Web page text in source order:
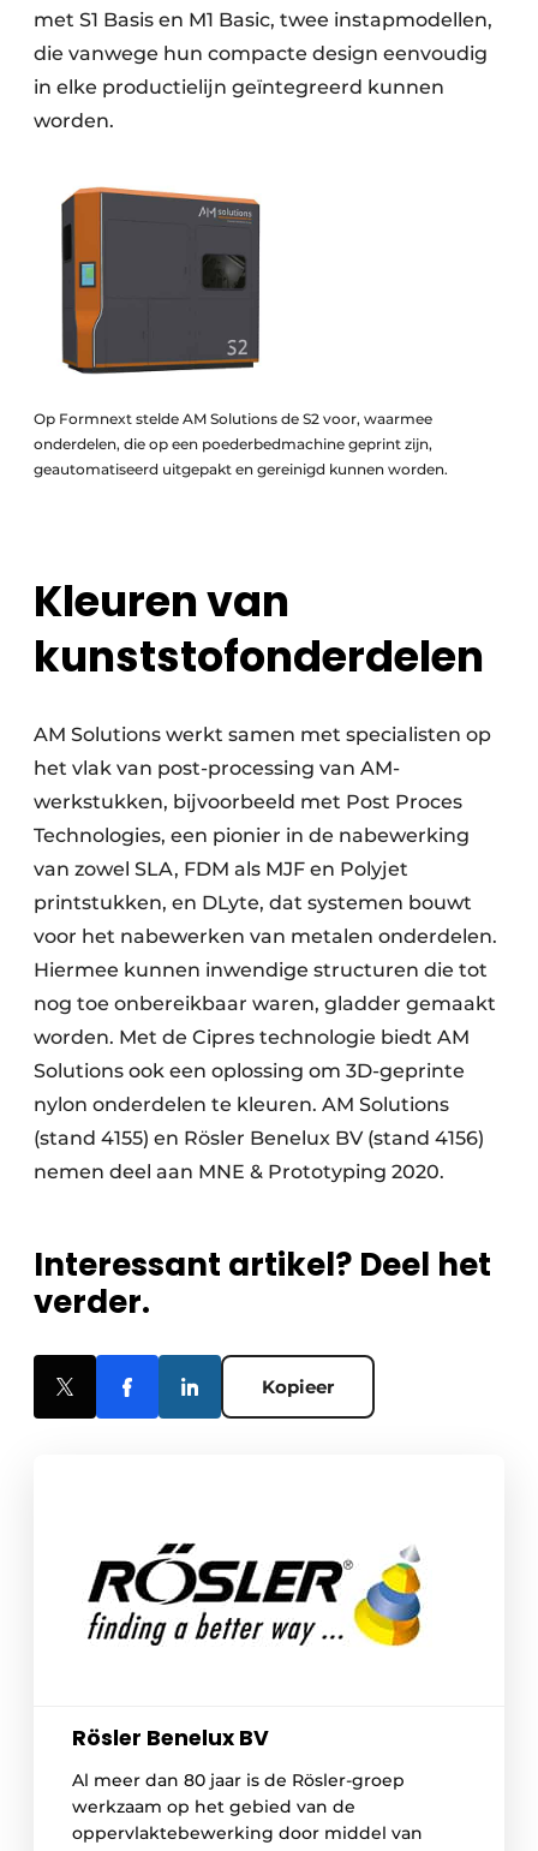
met S1 Basis en M1 Basic, twee instapmodellen,
die vanwege hun compacte design eenvoudig
in elke productielijn geïntegreerd kunnen
worden.
Op Formnext stelde AM Solutions de S2 voor, waarmee
onderdelen, die op een poederbedmachine geprint zijn,
geautomatiseerd uitgepakt en gereinigd kunnen worden.
Kleuren van
kunststofonderdelen
AM Solutions werkt samen met specialisten op
het vlak van post-processing van AM-
werkstukken, bijvoorbeeld met Post Proces
Technologies, een pionier in de nabewerking
van zowel SLA, FDM als MJF en Polyjet
printstukken, en DLyte, dat systemen bouwt
voor het nabewerken van metalen onderdelen.
Hiermee kunnen inwendige structuren die tot
nog toe onbereikbaar waren, gladder gemaakt
worden. Met de Cipres technologie biedt AM
Solutions ook een oplossing om 3D-geprinte
nylon onderdelen te kleuren. AM Solutions
(stand 4155) en Rösler Benelux BV (stand 4156)
nemen deel aan MNE & Prototyping 2020.
Interessant artikel? Deel het
verder.
Kopieer
Rösler Benelux BV
Al meer dan 80 jaar is de Rösler-groep
werkzaam op het gebied van de
oppervlaktebewerking door middel van